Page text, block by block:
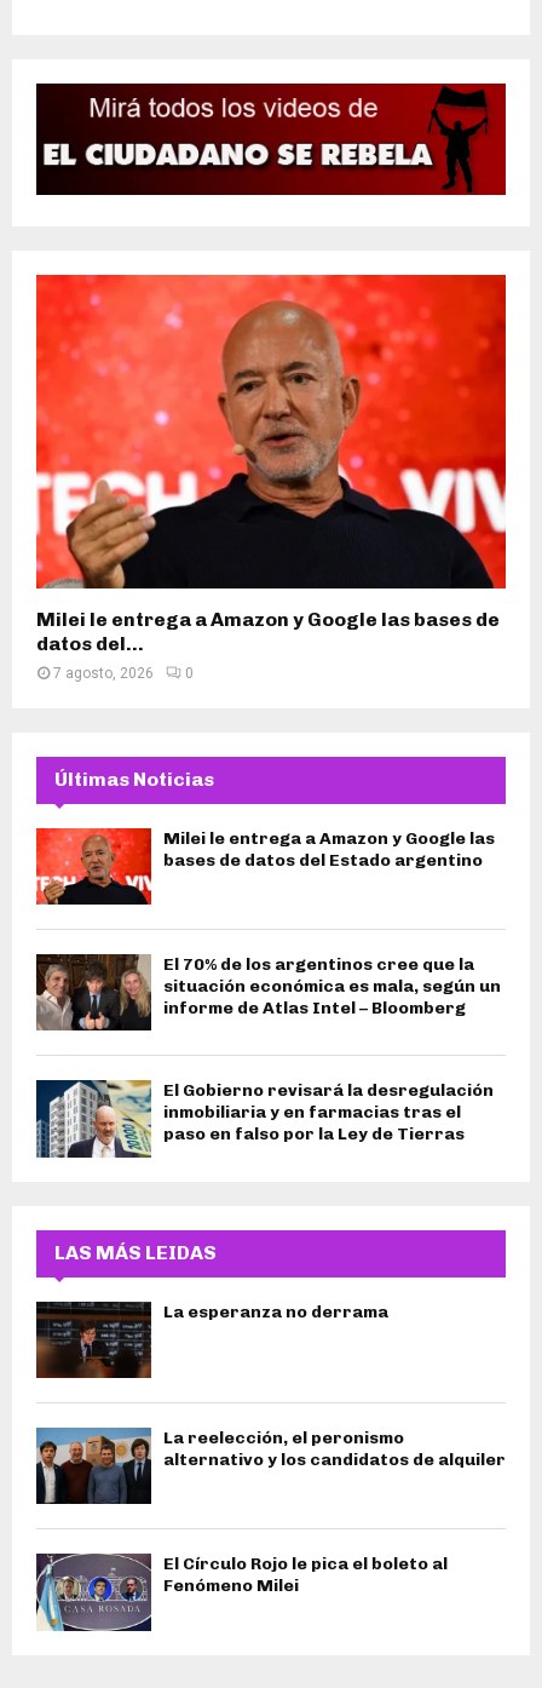
Milei le entrega a Amazon y Google las bases de
datos del...
7 agosto, 2026 0
Últimas Noticias
Milei le entrega a Amazon y Google las
bases de datos del Estado argentino
El 70% de los argentinos cree que la
situación económica es mala, según un
informe de Atlas Intel – Bloomberg
El Gobierno revisará la desregulación
inmobiliaria y en farmacias tras el
paso en falso por la Ley de Tierras
LAS MÁS LEIDAS
La esperanza no derrama
La reelección, el peronismo
alternativo y los candidatos de alquiler
El Círculo Rojo le pica el boleto al
Fenómeno Milei